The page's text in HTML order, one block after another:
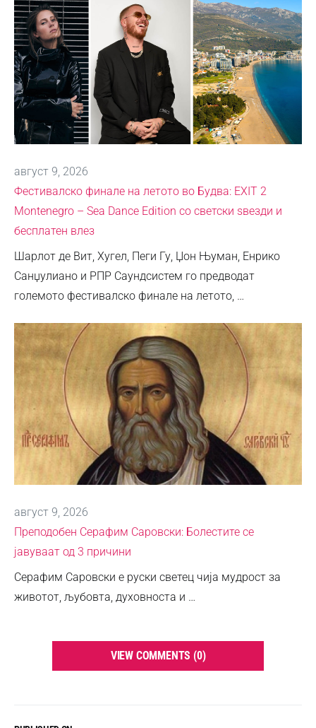
август 9, 2026
Фестивалско финале на летото во Будва: EXIT 2
Montenegro – Sea Dance Edition со светски ѕвезди и
бесплатен влез
Шарлот де Вит, Хугел, Пеги Гу, Џон Њуман, Енрико
Санџулиано и РПР Саундсистем го предводат
големото фестивалско финале на летото, …
август 9, 2026
Преподобен Серафим Саровски: Болестите се
јавуваат од 3 причини
Серафим Саровски е руски светец чија мудрост за
животот, љубовта, духовноста и …
VIEW COMMENTS (0)